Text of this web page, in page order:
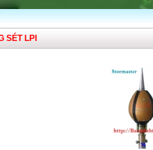
SÉT LPI